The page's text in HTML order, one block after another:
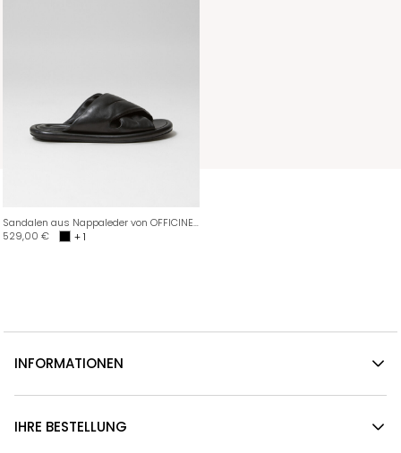
Sandalen aus Nappaleder von OFFICINE CREATIVE
529,00 € + 1
INFORMATIONEN
IHRE BESTELLUNG